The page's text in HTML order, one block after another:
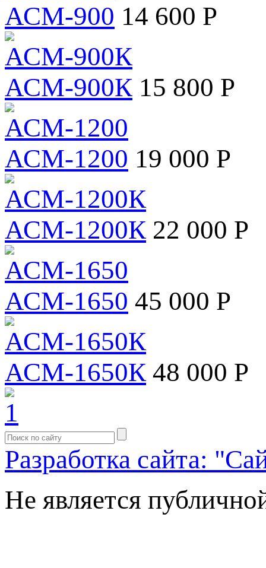
АСМ-900 14 600 Р
АСМ-900К 15 800 Р
АСМ-1200 19 000 Р
АСМ-1200К 22 000 Р
АСМ-1650 45 000 Р
АСМ-1650К 48 000 Р
Разработка сайта:
Не является